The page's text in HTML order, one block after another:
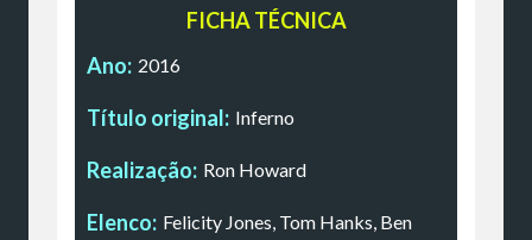
FICHA TÉCNICA
Ano: 2016
Título original: Inferno
Realização: Ron Howard
Elenco: Felicity Jones, Tom Hanks, Ben